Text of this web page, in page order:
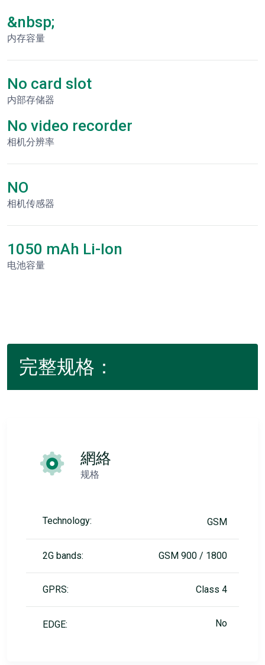
&nbsp;
内存容量
No card slot
内部存储器
No video recorder
相机分辨率
NO
相机传感器
1050 mAh Li-Ion
电池容量
完整规格：
網絡
规格
Technology: GSM
2G bands: GSM 900 / 1800
GPRS: Class 4
EDGE: No